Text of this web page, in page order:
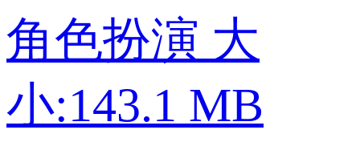
角色扮演 大
小:143.1 MB